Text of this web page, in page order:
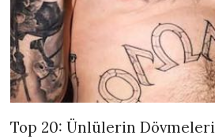
Top 20: Ünlülerin Dövmeleri